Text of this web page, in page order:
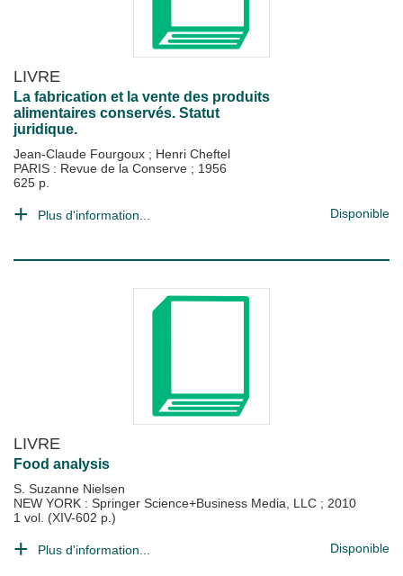
LIVRE
La fabrication et la vente des produits
alimentaires conservés. Statut
juridique.
Jean-Claude Fourgoux ; Henri Cheftel
PARIS : Revue de la Conserve ; 1956
625 p.
Plus d'information... Disponible
LIVRE
Food analysis
S. Suzanne Nielsen
NEW YORK : Springer Science+Business Media, LLC ; 2010
1 vol. (XIV-602 p.)
Plus d'information... Disponible